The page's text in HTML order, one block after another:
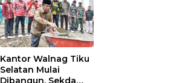
Kantor Walnag Tiku
Selatan Mulai
Dibangun, Sekda